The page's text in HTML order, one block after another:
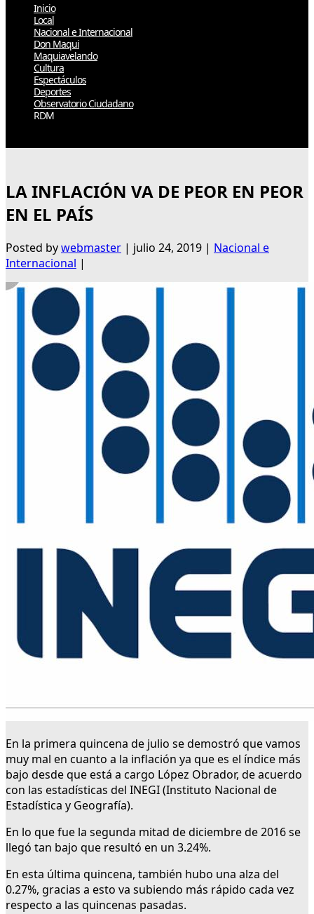
Inicio
Local
Nacional e Internacional
Don Maqui
Maquiavelando
Cultura
Espectáculos
Deportes
Observatorio Ciudadano
RDM
LA INFLACIÓN VA DE PEOR EN PEOR
EN EL PAÍS
Posted bywebmaster | julio 24, 2019 | Nacional e
Internacional |
En la primera quincena de julio se demostró que vamos
muy mal en cuanto a la inflación ya que es el índice más
bajo desde que está a cargo López Obrador, de acuerdo
con las estadísticas del INEGI (Instituto Nacional de
Estadística y Geografía).
En lo que fue la segunda mitad de diciembre de 2016 se
llegó tan bajo que resultó en un 3.24%.
En esta última quincena, también hubo una alza del
0.27%, gracias a esto va subiendo más rápido cada vez
respecto a las quincenas pasadas.